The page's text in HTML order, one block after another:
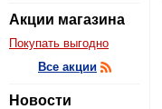
Акции магазина
Покупать выгодно
Все акции
Новости